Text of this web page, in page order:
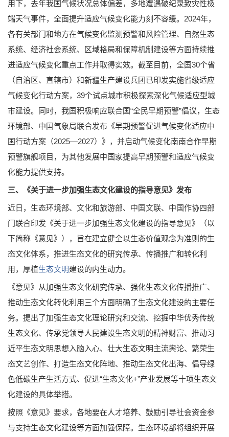
用下，去年我国气候状况总体偏差，多地遭遇破纪录致灾性极
端天气事件，全面提升适应气候变化能力刻不容缓。2024年，
各有关部门和地方在气候变化监测预警和风险管理、自然生态
系统、经济社会系统、区域格局和保障机制建设等方面持续推
进适应气候变化重点工作并取得实效。截至目前，全国30个省
（自治区、直辖市）和新疆生产建设兵团已印发实施省级适应
气候变化行动方案，39个试点城市积极探索深化气候适应型城
市建设。同时，我国积极响应联合国“全民早期预警”倡议，生态
环境部、中国气象局联合发布《早期预警促进气候变化适应中
国行动方案（2025—2027）》，并启动气候变化南南合作早期
预警旗舰项目，为其他发展中国家提高早期预警和适应气候变
化能力提供支持。
三、《关于进一步加强生态文化建设的指导意见》发布
近日，生态环境部、文化和旅游部、中国文联、中国作协四部
门联合印发《关于进一步加强生态文化建设的指导意见》（以
下简称《意见》），旨在建立健全以生态价值观念为准则的生
态文化体系，推进生态文化的研究传承、传播推广和转化利
用，厚植生态文明建设的内生动力。
《意见》从加强生态文化研究传承、强化生态文化传播推广、
推动生态文化转化利用三个方面明确了生态文化建设的主要任
务。提出了加强生态文化理论研究和交流、挖掘中华优秀传统
生态文化、传承党领导人民建设生态文明的精神财富、推动习
近平生态文明思想入脑入心、壮大生态文明主流舆论、繁荣生
态文艺创作、打造生态文化阵地、推动生态文化出海、倡导绿
色低碳生产生活方式、促进“生态文化+”产业发展等十项生态文
化建设的具体举措。
按照《意见》要求，各地要在人才培养、鼓励引导社会资金参
与支持生态文化建设等方面加强保障。生态环境部将组织开展